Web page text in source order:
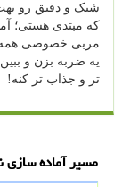
شیک و دقیق رو
که مبتدی هستی؛
مربی خصوصی همه
یه ضربه بزن و
تر و جذاب تر کنه!
مسیر آماده سازی